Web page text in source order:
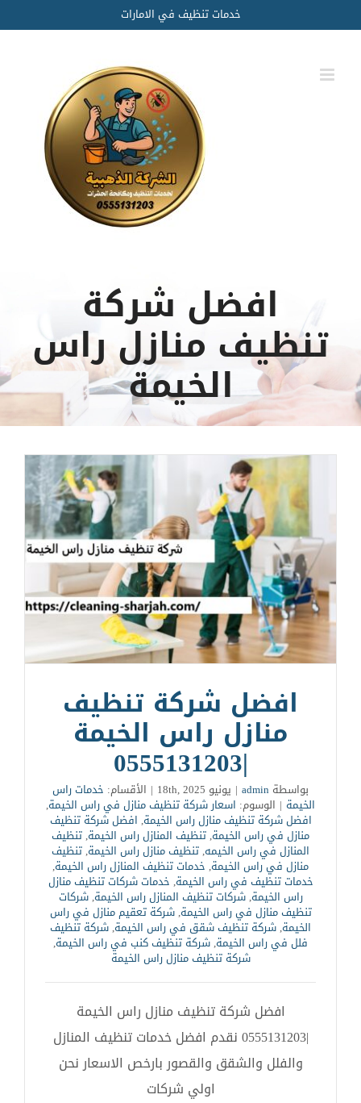
to
content
خدمات تنظيف في الامارات
افضل شركة
تنظيف منازل راس
الخيمة
افضل شركة تنظيف
منازل راس الخيمة
|0555131203
بواسطة admin
| يونيو 18th, 2025 | الأقسام: خدمات راس
الخيمة | الوسوم: اسعار شركة تنظيف منازل في راس الخيمة,
افضل شركة تنظيف منازل راس الخيمة, افضل شركة تنظيف
منازل في راس الخيمة,تنظيف المنازل راس الخيمة,تنظيف
المنازل في راس الخيمه,تنظيف منازل راس الخيمة,تنظيف
منازل في راس الخيمة, خدمات تنظيف المنازل راس الخيمة,
خدمات تنظيف في راس الخيمة, خدمات شركات تنظيف منازل
راس الخيمة,شركات تنظيف المنازل راس الخيمة,شركات
تنظيف منازل في راس الخيمة,شركة تعقيم منازل في راس
الخيمة,شركة تنظيف شقق في راس الخيمة,شركة تنظيف
فلل في راس الخيمة,شركة تنظيف كنب في راس الخيمة,
شركة تنظيف منازل راس الخيمة
افضل شركة تنظيف منازل راس الخيمة
|0555131203 نقدم افضل خدمات تنظيف المنازل
والفلل والشقق والقصور بارخص الاسعار نحن
اولي شركات